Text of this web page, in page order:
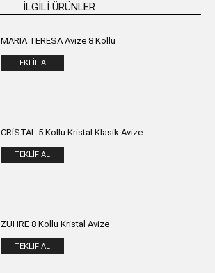
İLGILI ÜRÜNLER
MARIA TERESA Avize 8 Kollu
TEKLIF AL
CRİSTAL 5 Kollu Kristal Klasik Avize
TEKLIF AL
ZÜHRE 8 Kollu Kristal Avize
TEKLIF AL